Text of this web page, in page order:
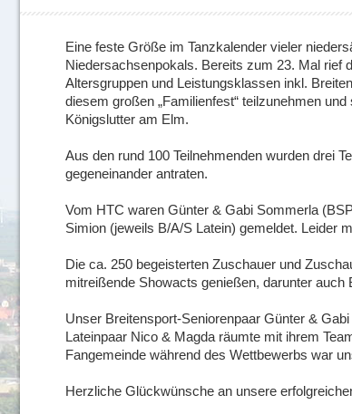
Eine feste Größe im Tanzkalender vieler
Niedersachsenpokals. Bereits zum 23. Mal rief
Altersgruppen und Leistungsklassen inkl.
diesem großen „Familienfest“ teilzunehmen
Königslutter am Elm.
Aus den rund 100 Teilnehmenden wurden drei
gegeneinander antraten.
Vom HTC waren Günter & Gabi Sommerla
Simion (jeweils B/A/S Latein) gemeldet. Leider
Die ca. 250 begeisterten Zuschauer und
mitreißende Showacts genießen, darunter auch
Unser Breitensport-Seniorenpaar Günter &
Lateinpaar Nico & Magda räumte mit ihrem
Fangemeinde während des Wettbewerbs war
Herzliche Glückwünsche an unsere